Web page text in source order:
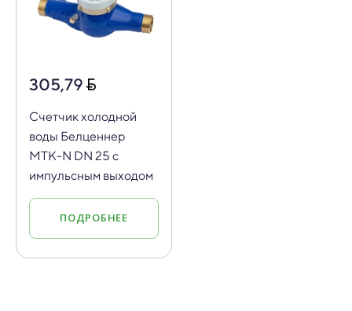
305,79
Счетчик холодной
воды Белценнер
МТК-N DN 25 с
импульсным выходом
ПОДРОБНЕЕ